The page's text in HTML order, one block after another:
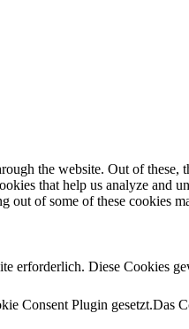
the website. Out of these,
that help us analyze
out of some of these cookies
erforderlich. Diese Cookies
Consent Plugin gesetzt.Das